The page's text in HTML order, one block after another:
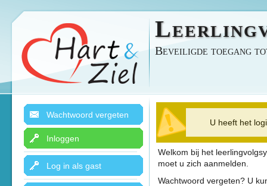
Beveiligde toegang
Wachtwoord vergeten
Inloggen
Log in als gast
U heeft het
Welkom bij het
moet u zich aanmelden.
Wachtwoord vergeten? U